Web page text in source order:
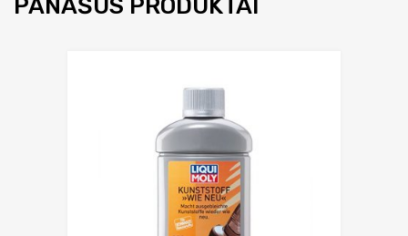
PANAŠŪS PRODUKTAI